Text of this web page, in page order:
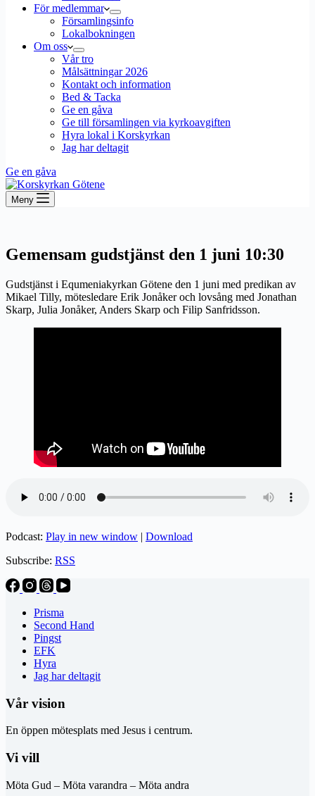
För medlemmar
Församlingsinfo
Lokalbokningen
Om oss
Vår tro
Målsättningar 2026
Kontakt och information
Bed & Tacka
Ge en gåva
Ge till församlingen via kyrkoavgiften
Hyra lokal i Korskyrkan
Jag har deltagit
Ge en gåva
Meny
Gemensam gudstjänst den 1 juni 10:30
Gudstjänst i Equmeniakyrkan Götene den 1 juni med predikan av
Mikael Tilly, mötesledare Erik Jonåker och lovsång med Jonathan
Skarp, Julia Jonåker, Anders Skarp och Filip Sanfridsson.
Podcast: Play in new window | Download
Subscribe: RSS
Prisma
Second Hand
Pingst
EFK
Hyra
Jag har deltagit
Vår vision
En öppen mötesplats med Jesus i centrum.
Vi vill
Möta Gud – Möta varandra – Möta andra